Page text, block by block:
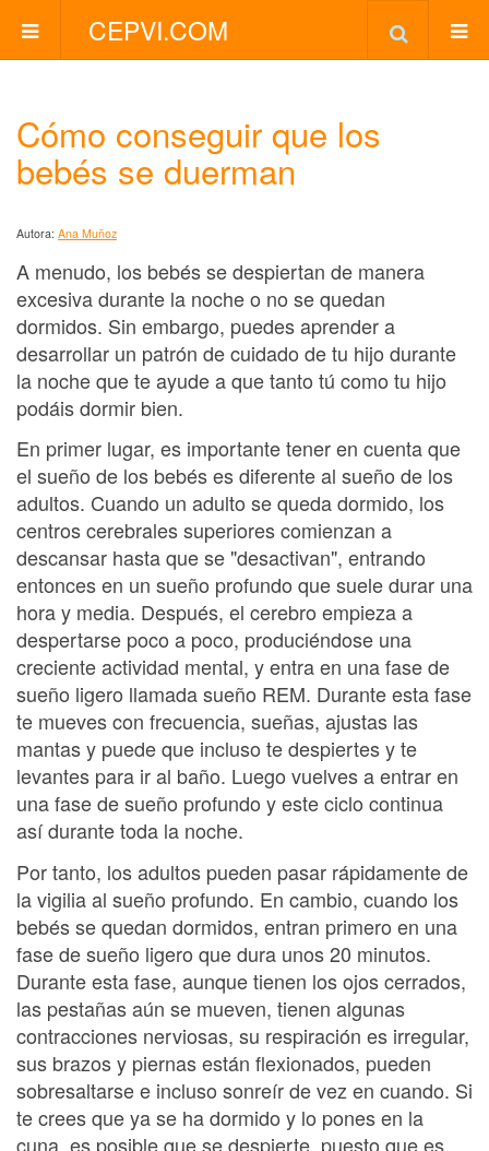
CEPVI.COM
Cómo conseguir que los
bebés se duerman
Autora: Ana Muñoz
A menudo, los bebés se despiertan de manera
excesiva durante la noche o no se quedan
dormidos. Sin embargo, puedes aprender a
desarrollar un patrón de cuidado de tu hijo durante
la noche que te ayude a que tanto tú como tu hijo
podáis dormir bien.
En primer lugar, es importante tener en cuenta que
el sueño de los bebés es diferente al sueño de los
adultos. Cuando un adulto se queda dormido, los
centros cerebrales superiores comienzan a
descansar hasta que se "desactivan", entrando
entonces en un sueño profundo que suele durar una
hora y media. Después, el cerebro empieza a
despertarse poco a poco, produciéndose una
creciente actividad mental, y entra en una fase de
sueño ligero llamada sueño REM. Durante esta fase
te mueves con frecuencia, sueñas, ajustas las
mantas y puede que incluso te despiertes y te
levantes para ir al baño. Luego vuelves a entrar en
una fase de sueño profundo y este ciclo continua
así durante toda la noche.
Por tanto, los adultos pueden pasar rápidamente de
la vigilia al sueño profundo. En cambio, cuando los
bebés se quedan dormidos, entran primero en una
fase de sueño ligero que dura unos 20 minutos.
Durante esta fase, aunque tienen los ojos cerrados,
las pestañas aún se mueven, tienen algunas
contracciones nerviosas, su respiración es irregular,
sus brazos y piernas están flexionados, pueden
sobresaltarse e incluso sonreír de vez en cuando. Si
te crees que ya se ha dormido y lo pones en la
cuna, es posible que se despierte, puesto que es